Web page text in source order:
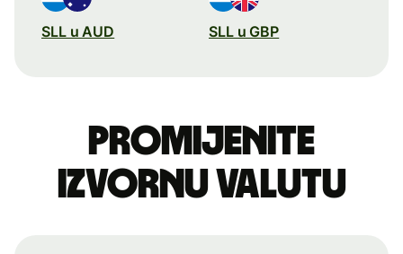
SLL u AUD SLL u GBP
Promijenite
izvornu valutu